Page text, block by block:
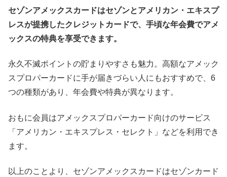
セゾンアメックスカードはセゾンとアメリカン・エキスプ
レスが提携したクレジットカードで、手頃な年会費でアメ
ックスの特典を享受できます。
永久不滅ポイントの貯まりやすさも魅力。高額なアメック
スプロパーカードに手が届きづらい人にもおすすめで、6
つの種類があり、年会費や特典が異なります。
おもに会員はアメックスプロパーカード向けのサービス
「アメリカン・エキスプレス・セレクト」などを利用でき
ます。
以上のことより、セゾンアメックスカードはセゾンカード